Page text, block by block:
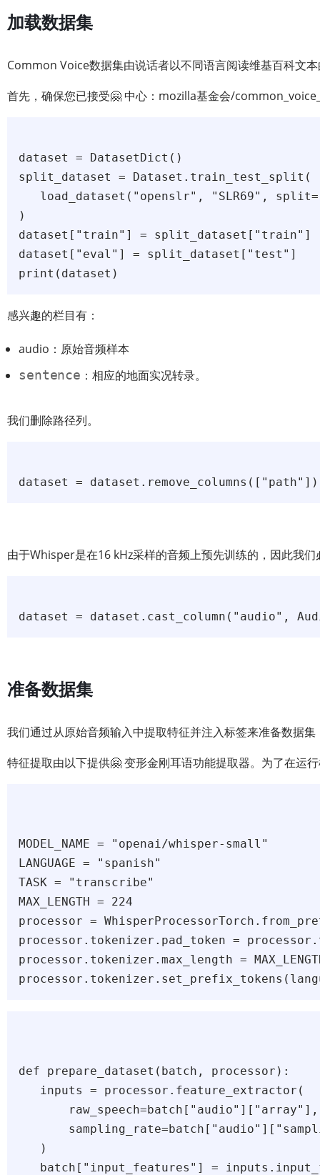
加载数据集
Common Voice数据集由说话者以不同语言阅读维基百科文
首先，确保您已接受🤗 中心：mozilla基金会/
dataset = DatasetDict()
split_dataset = Dataset.train_test_split(
load_dataset("openslr", "SLR69",
)
dataset["train"] = split_dataset["train"]
dataset["eval"] = split_dataset["test"]
感兴趣的栏目有：
audio：原始音频样本
sentence ：相应的地面实况转录。
我们删除路径列。
dataset = dataset.remove_columns(["path"])
由于Whisper是在16 kHz采样的音频上预先训练的，因此我
准备数据集
我们通过从原始音频输入中提取特征并注入标签来准备数据
特征提取由以下提供🤗 变形金刚耳语功能提取器。为了在
MODEL_NAME = "openai/whisper-small"
LANGUAGE = "spanish"
TASK = "transcribe"
MAX_LENGTH = 224
processor =
processor.tokenizer.pad_token =
processor.tokenizer.max_length =
def prepare_dataset(batch, processor):
   inputs = processor.feature_extractor(
       raw_speech=batch["audio"]["array"],
   )
batch["input_features"] =